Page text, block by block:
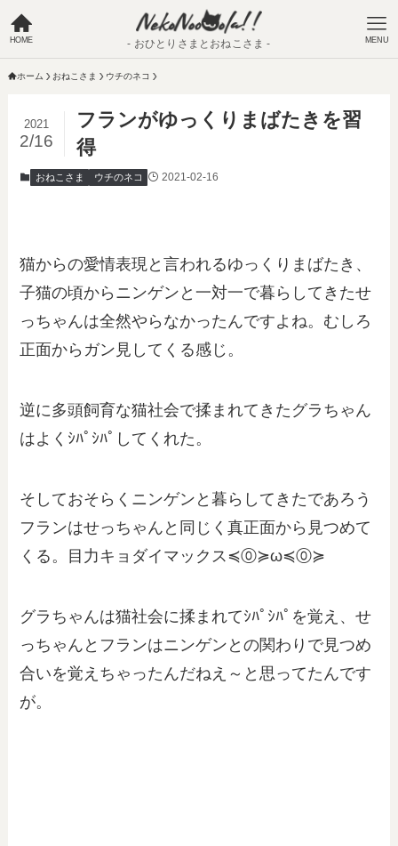
- おひとりさまとおねこさま -
HOME MENU
ホーム おねこさま ウチのネコ
フランがゆっくりまばたきを習
得
2021
2/16
おねこさま ウチのネコ 2021-02-16
猫からの愛情表現と言われるゆっくりまばたき、
子猫の頃からニンゲンと一対一で暮らしてきたせ
っちゃんは全然やらなかったんですよね。むしろ
正面からガン見してくる感じ。
逆に多頭飼育な猫社会で揉まれてきたグラちゃん
はよくｼﾊﾟｼﾊﾟしてくれた。
そしておそらくニンゲンと暮らしてきたであろう
フランはせっちゃんと同じく真正面から見つめて
くる。目力キョダイマックス≼⓪≽ω≼⓪≽
グラちゃんは猫社会に揉まれてｼﾊﾟｼﾊﾟを覚え、せ
っちゃんとフランはニンゲンとの関わりで見つめ
合いを覚えちゃったんだねえ～と思ってたんです
が。